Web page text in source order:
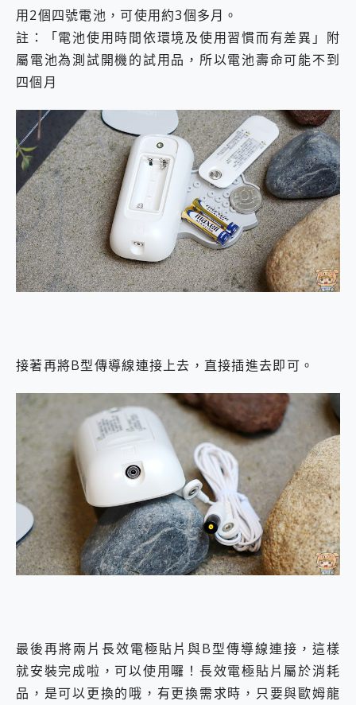
用2個四號電池，可使用約3個多月。
註：「電池使用時間依環境及使用習慣而有差異」附
屬電池為測試開機的試用品，所以電池壽命可能不到
四個月
接著再將B型傳導線連接上去，直接插進去即可。
最後再將兩片長效電極貼片與B型傳導線連接，這樣
就安裝完成啦，可以使用囉！長效電極貼片屬於消耗
品，是可以更換的哦，有更換需求時，只要與歐姆龍